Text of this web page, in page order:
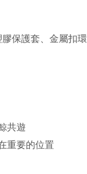
保護套、金屬扣環
共遊
重要的位置